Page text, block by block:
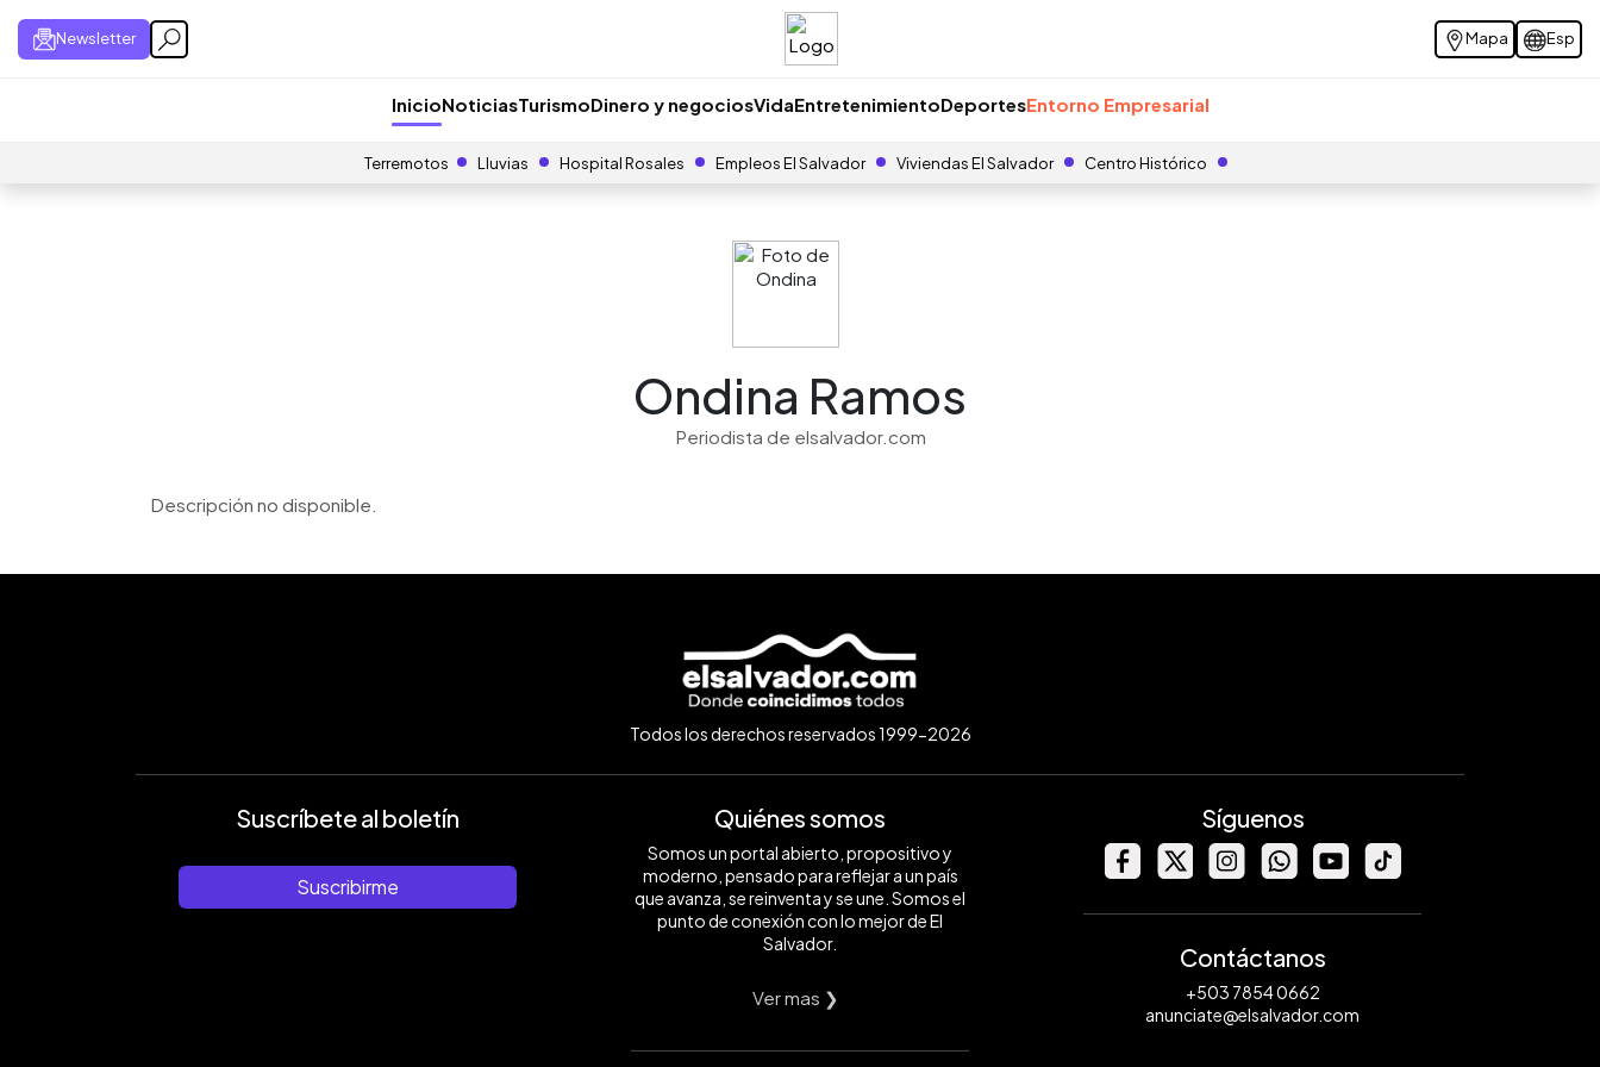
Newsletter Mapa Esp
InicioNoticiasTurismoDinero y negociosVidaEntretenimientoDeportesEntorno Empresarial
Terremotos Lluvias Hospital Rosales Empleos El Salvador Viviendas El Salvador Centro Histórico
Ondina Ramos
Periodista de elsalvador.com
Descripción no disponible.
Todos los derechos reservados 1999-2026
Suscríbete al boletín
Suscribirme
Quiénes somos
Somos un portal abierto, propositivo y
moderno, pensado para reflejar a un país
que avanza, se reinventa y se une. Somos el
punto de conexión con lo mejor de El
Salvador.
Ver mas ❯
Síguenos
Contáctanos
+503 7854 0662
anunciate@elsalvador.com